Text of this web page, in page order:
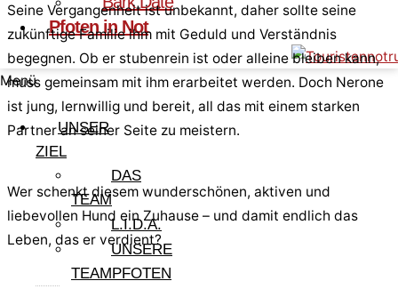
Pfoten in Not
Menü
UNSER
ZIEL
DAS
TEAM
L.I.D.A.
UNSERE
TEAMPFOTEN
Seine Vergangenheit ist unbekannt, daher sollte seine
zukünftige Familie ihm mit Geduld und Verständnis
begegnen. Ob er stubenrein ist oder alleine bleiben kann,
muss gemeinsam mit ihm erarbeitet werden. Doch Nerone
ist jung, lernwillig und bereit, all das mit einem starken
Partner an seiner Seite zu meistern.
Wer schenkt diesem wunderschönen, aktiven und
liebevollen Hund ein Zuhause – und damit endlich das
Leben, das er verdient?